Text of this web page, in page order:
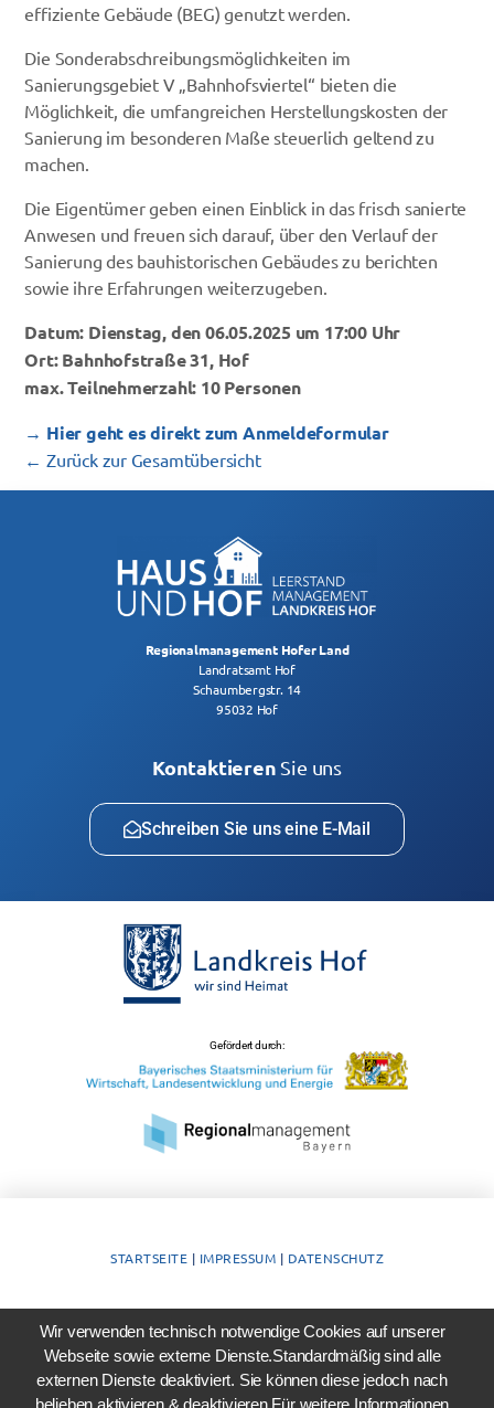
effiziente Gebäude (BEG) genutzt werden.
Die Sonderabschreibungsmöglichkeiten im
Sanierungsgebiet V „Bahnhofsviertel“ bieten die
Möglichkeit, die umfangreichen Herstellungskosten der
Sanierung im besonderen Maße steuerlich geltend zu
machen.
Die Eigentümer geben einen Einblick in das frisch sanierte
Anwesen und freuen sich darauf, über den Verlauf der
Sanierung des bauhistorischen Gebäudes zu berichten
sowie ihre Erfahrungen weiterzugeben.
Datum: Dienstag, den 06.05.2025 um 17:00 Uhr
Ort: Bahnhofstraße 31, Hof
max. Teilnehmerzahl: 10 Personen
→ Hier geht es direkt zum Anmeldeformular
← Zurück zur Gesamtübersicht
Regionalmanagement Hofer Land
Landratsamt Hof
Schaumbergstr. 14
95032 Hof
Kontaktieren Sie uns
Schreiben Sie uns eine E-Mail
Gefördert durch:
STARTSEITE | IMPRESSUM | DATENSCHUTZ
Wir verwenden technisch notwendige Cookies auf unserer
Webseite sowie externe Dienste.Standardmäßig sind alle
externen Dienste deaktiviert. Sie können diese jedoch nach
belieben aktivieren & deaktivieren.Für weitere Informationen